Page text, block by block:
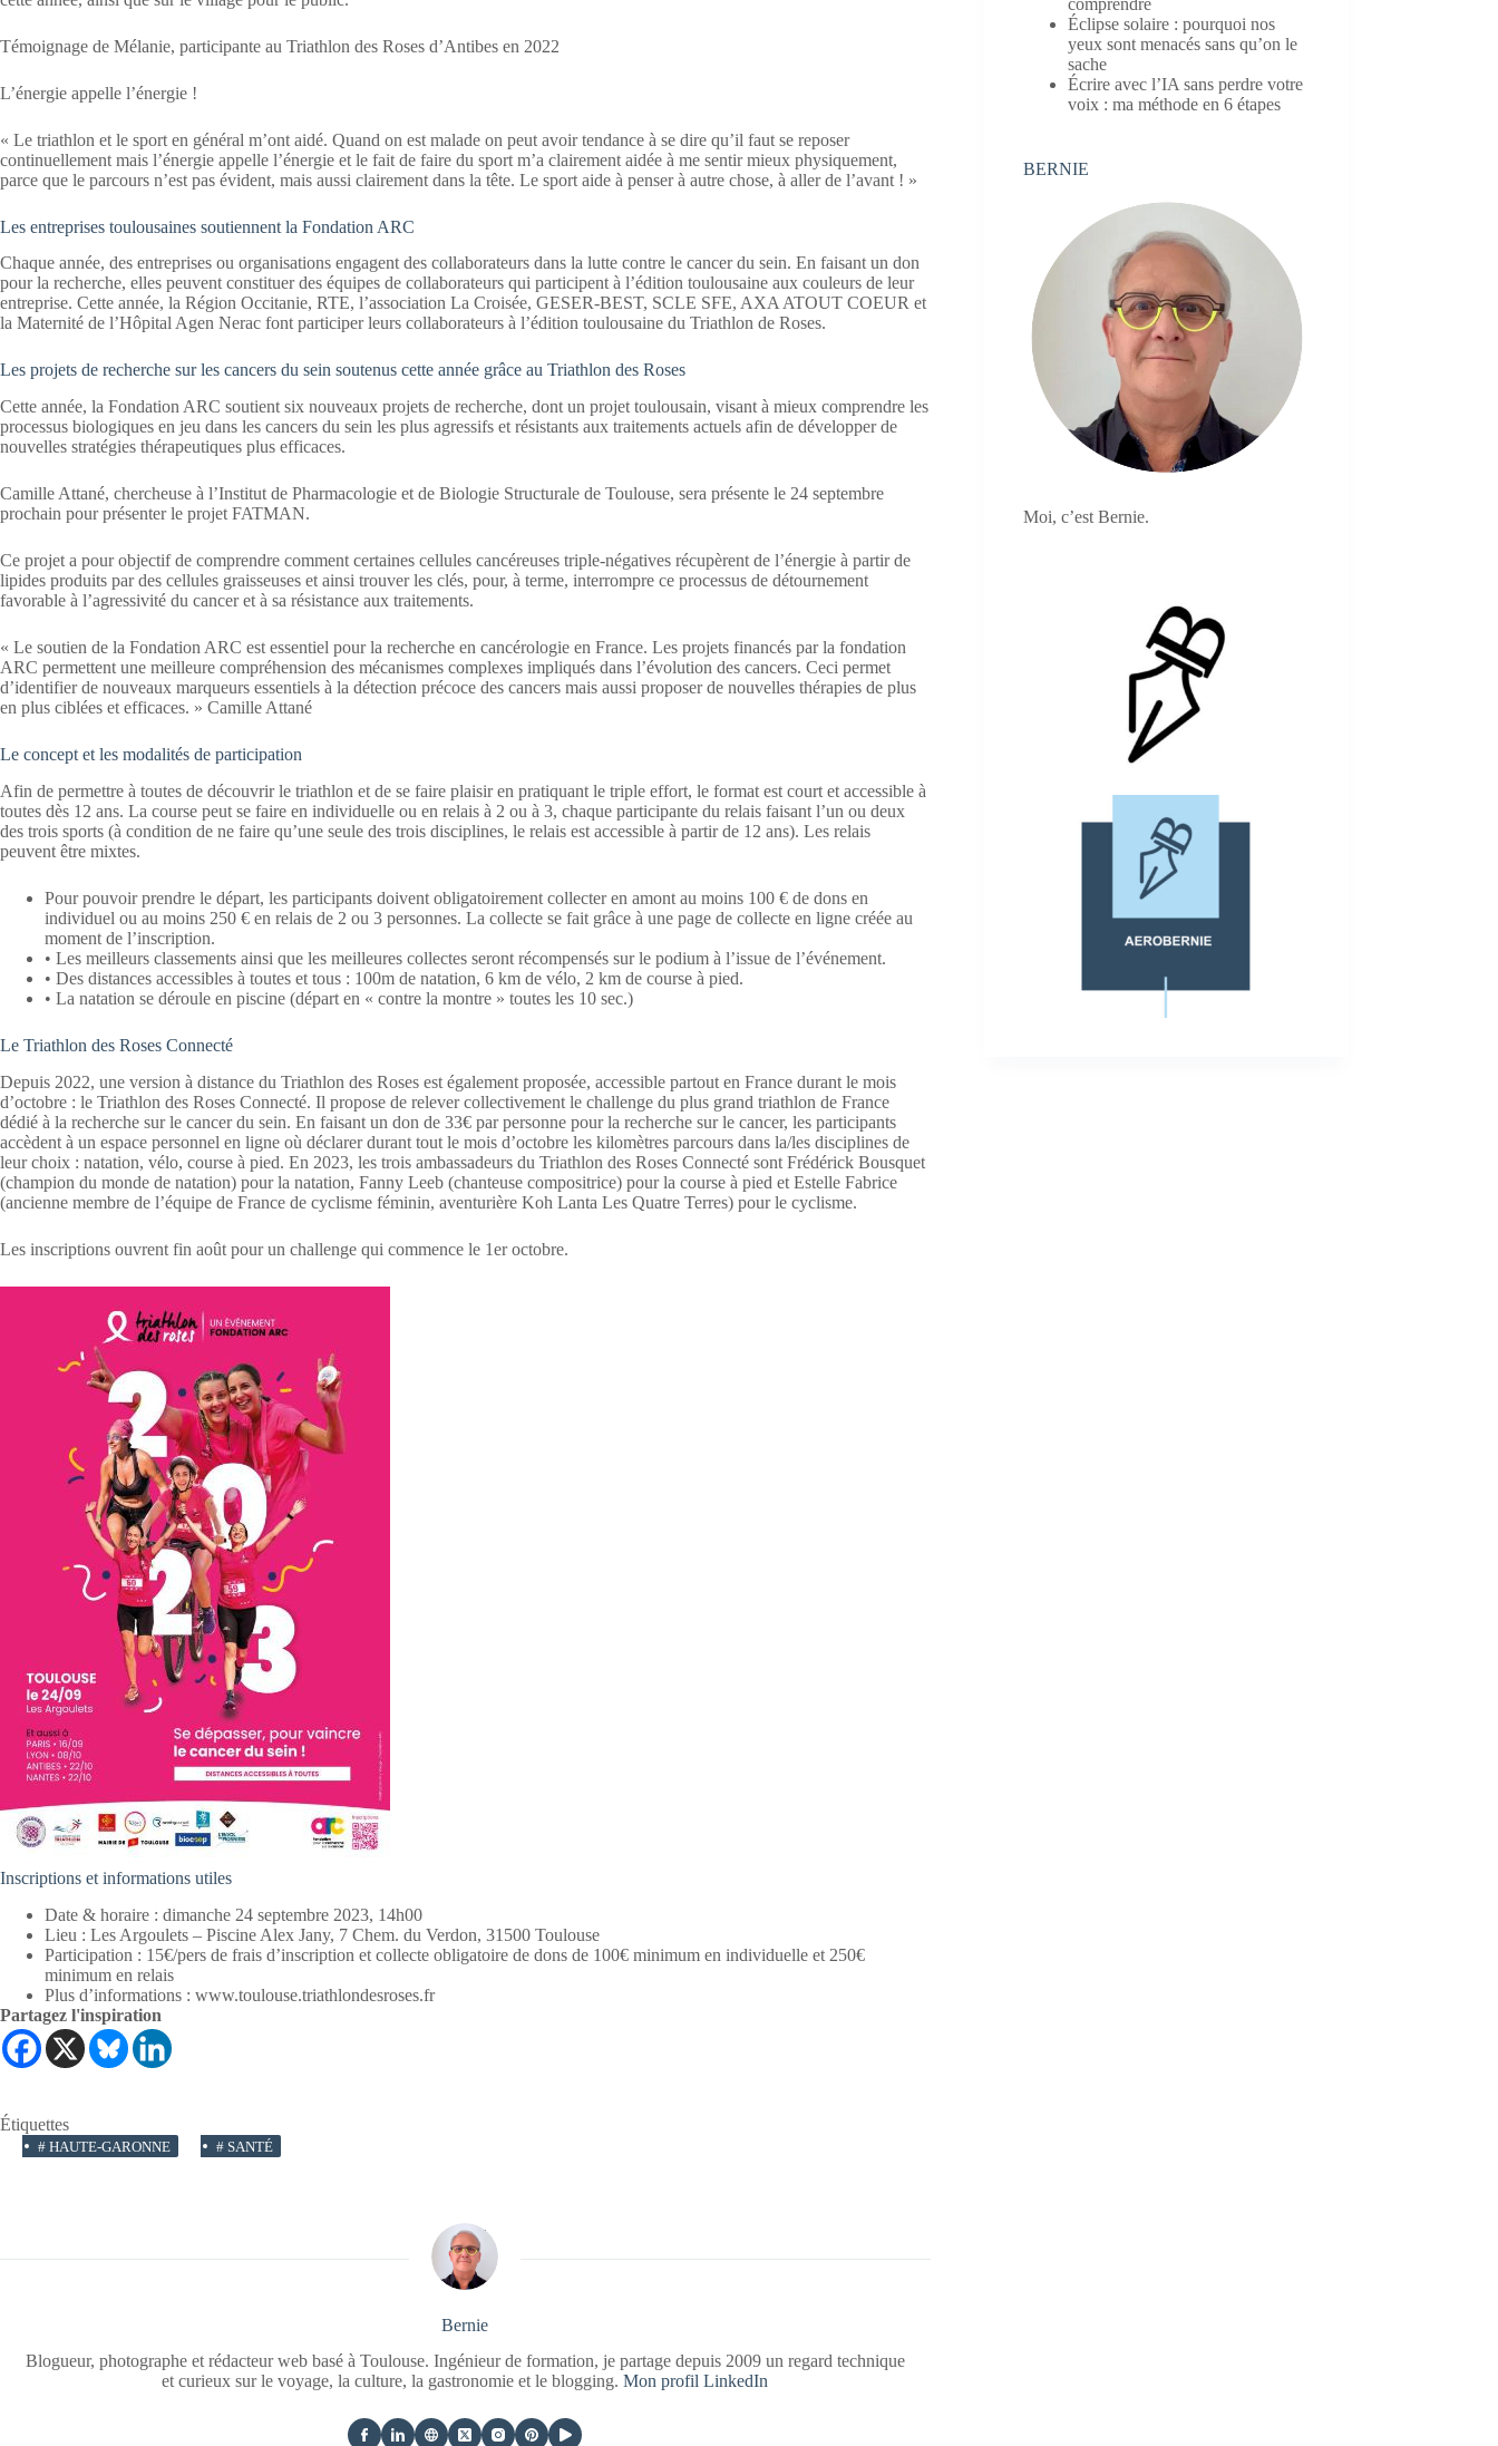
Témoignage de Mélanie, participante au Triathlon des Roses d’Antibes en 2022
L’énergie appelle l’énergie !
« Le triathlon et le sport en général m’ont aidé. Quand on est malade on peut avoir tendance à se dire qu’il faut se reposer
continuellement mais l’énergie appelle l’énergie et le fait de faire du sport m’a clairement aidée à me sentir mieux physiquement,
parce que le parcours n’est pas évident, mais aussi clairement dans la tête. Le sport aide à penser à autre chose, à aller de l’avant ! »
Les entreprises toulousaines soutiennent la Fondation ARC
Chaque année, des entreprises ou organisations engagent des collaborateurs dans la lutte contre le cancer du sein. En faisant un don
pour la recherche, elles peuvent constituer des équipes de collaborateurs qui participent à l’édition toulousaine aux couleurs de leur
entreprise. Cette année, la Région Occitanie, RTE, l’association La Croisée, GESER-BEST, SCLE SFE, AXA ATOUT COEUR et
la Maternité de l’Hôpital Agen Nerac font participer leurs collaborateurs à l’édition toulousaine du Triathlon de Roses.
Les projets de recherche sur les cancers du sein soutenus cette année grâce au Triathlon des Roses
Cette année, la Fondation ARC soutient six nouveaux projets de recherche, dont un projet toulousain, visant à mieux comprendre les
processus biologiques en jeu dans les cancers du sein les plus agressifs et résistants aux traitements actuels afin de développer de
nouvelles stratégies thérapeutiques plus efficaces.
Camille Attané, chercheuse à l’Institut de Pharmacologie et de Biologie Structurale de Toulouse, sera présente le 24 septembre
prochain pour présenter le projet FATMAN.
Ce projet a pour objectif de comprendre comment certaines cellules cancéreuses triple-négatives récupèrent de l’énergie à partir de
lipides produits par des cellules graisseuses et ainsi trouver les clés, pour, à terme, interrompre ce processus de détournement
favorable à l’agressivité du cancer et à sa résistance aux traitements.
« Le soutien de la Fondation ARC est essentiel pour la recherche en cancérologie en France. Les projets financés par la fondation
ARC permettent une meilleure compréhension des mécanismes complexes impliqués dans l’évolution des cancers. Ceci permet
d’identifier de nouveaux marqueurs essentiels à la détection précoce des cancers mais aussi proposer de nouvelles thérapies de plus
en plus ciblées et efficaces. » Camille Attané
Le concept et les modalités de participation
Afin de permettre à toutes de découvrir le triathlon et de se faire plaisir en pratiquant le triple effort, le format est court et accessible à
toutes dès 12 ans. La course peut se faire en individuelle ou en relais à 2 ou à 3, chaque participante du relais faisant l’un ou deux
des trois sports (à condition de ne faire qu’une seule des trois disciplines, le relais est accessible à partir de 12 ans). Les relais
peuvent être mixtes.
Pour pouvoir prendre le départ, les participants doivent obligatoirement collecter en amont au moins 100 € de dons en
individuel ou au moins 250 € en relais de 2 ou 3 personnes. La collecte se fait grâce à une page de collecte en ligne créée au
moment de l’inscription.
• Les meilleurs classements ainsi que les meilleures collectes seront récompensés sur le podium à l’issue de l’événement.
• Des distances accessibles à toutes et tous : 100m de natation, 6 km de vélo, 2 km de course à pied.
• La natation se déroule en piscine (départ en « contre la montre » toutes les 10 sec.)
Le Triathlon des Roses Connecté
Depuis 2022, une version à distance du Triathlon des Roses est également proposée, accessible partout en France durant le mois
d’octobre : le Triathlon des Roses Connecté. Il propose de relever collectivement le challenge du plus grand triathlon de France
dédié à la recherche sur le cancer du sein. En faisant un don de 33€ par personne pour la recherche sur le cancer, les participants
accèdent à un espace personnel en ligne où déclarer durant tout le mois d’octobre les kilomètres parcours dans la/les disciplines de
leur choix : natation, vélo, course à pied. En 2023, les trois ambassadeurs du Triathlon des Roses Connecté sont Frédérick Bousquet
(champion du monde de natation) pour la natation, Fanny Leeb (chanteuse compositrice) pour la course à pied et Estelle Fabrice
(ancienne membre de l’équipe de France de cyclisme féminin, aventurière Koh Lanta Les Quatre Terres) pour le cyclisme.
Les inscriptions ouvrent fin août pour un challenge qui commence le 1er octobre.
Inscriptions et informations utiles
Date & horaire : dimanche 24 septembre 2023, 14h00
Lieu : Les Argoulets – Piscine Alex Jany, 7 Chem. du Verdon, 31500 Toulouse
Participation : 15€/pers de frais d’inscription et collecte obligatoire de dons de 100€ minimum en individuelle et 250€
minimum en relais
Plus d’informations : www.toulouse.triathlondesroses.fr
Partagez l'inspiration
Étiquettes
# HAUTE-GARONNE # SANTÉ
Bernie
Blogueur, photographe et rédacteur web basé à Toulouse. Ingénieur de formation, je partage depuis 2009 un regard technique
et curieux sur le voyage, la culture, la gastronomie et le blogging.Mon profil LinkedIn
Éclipse solaire : pourquoi nos
yeux sont menacés sans qu’on le
sache
Écrire avec l’IA sans perdre votre
voix : ma méthode en 6 étapes
BERNIE
Moi, c’est Bernie.